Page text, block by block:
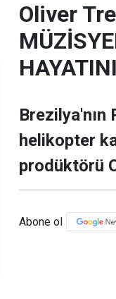
Oliver
helikopter
prodüktörü
Abone ol